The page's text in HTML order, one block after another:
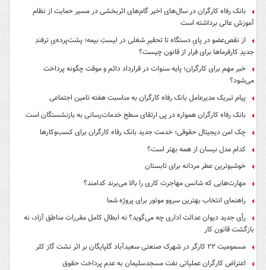
بانک رفاه کارگران در سال‌های اخیر گام‌های اثربخشی در مسیر حمایت از نظام
آموزش عالی برداشته است
از نقص‌عضو در پایِ دستگاه تا تحقیرِ شغلی در لیستِ بیمه؛ پشت‌پرده‌یِ ترفندِ
جدیدِ کارفرماها برای فرار از قانون چیست؟
خبر مهم برای کارگران؛ پایه سنوات در قرارداد دائم و موقت چگونه پرداخت
می‌شود؟
پیام تبریک مدیرعامل بانک رفاه کارگران به مناسبت هفته تامین اجتماعی
بانک رفاه کارگران همواره در پی ارتقای سطح خدمات‌رسانی به بازنشستگان است
چک امن دیجیتال حقوقی؛ خدمت جدید بانک رفاه کارگران برای کسب‌وکارها
کدام مدل نیسان از همه بهتر است؟
خوشبوترین عطر مردانه برای تابستان
مهارت‌هایی که شانس مهاجرت کاری را بالا می‌برند کدامند؟
راهنمای انتخاب بهترین سروو موتور برای پروژه شما
رأی جدید دیوان عدالت اداری چه می‌گوید؟ نه ابطال کامل مقررات مناطق آزاد، نه
بازگشت قانون کار
مسمومیت ۲۲ کارگر در شهرک صنعتی سعیدآباد گلپایگان بر اثر نشت گاز کلر
اعتراض کارگران عملیاتی نفت مسجدسلیمان به عدم پرداخت حقوق